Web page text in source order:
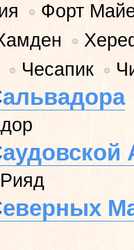
• Форт
•
• Чесапик •
альвадора
аудовской
еверных